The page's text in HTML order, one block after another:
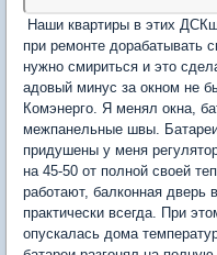
Наши квартиры в этих
при ремонте дорабатывать
нужно смириться и это
адовый минус за окном не
Комэнерго. Я менял окна,
межпанельные швы.
придушены у меня
на 45-50 от полной своей
работают, балконная дверь
практически всегда. При
опускалась дома